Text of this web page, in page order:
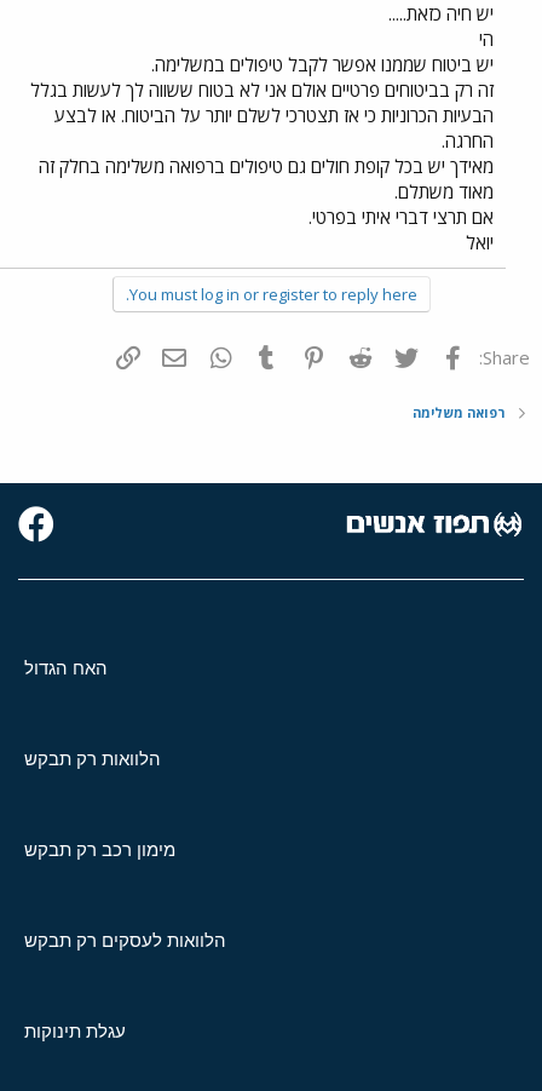
יש חיה כזאת.....
הי
יש ביטוח שממנו אפשר לקבל טיפולים במשלימה.
זה רק בביטוחים פרטיים אולם אני לא בטוח ששווה לך לעשות בגלל
הבעיות הכרוניות כי אז תצטרכי לשלם יותר על הביטוח. או לבצע
החרגה.
מאידך יש בכל קופת חולים גם טיפולים ברפואה משלימה בחלק זה
מאוד משתלם.
אם תרצי דברי איתי בפרטי.
יואל
You must log in or register to reply here.
Share: פייסבוק Twitter
Reddit
Pinterest
Tumblr
WhatsAppדואר אלקטרוני
רפואה משלימה
האח הגדול
הלוואות רק תבקש
מימון רכב רק תבקש
הלוואות לעסקים רק תבקש
עגלת תינוקות